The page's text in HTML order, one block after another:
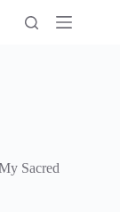
Sacred